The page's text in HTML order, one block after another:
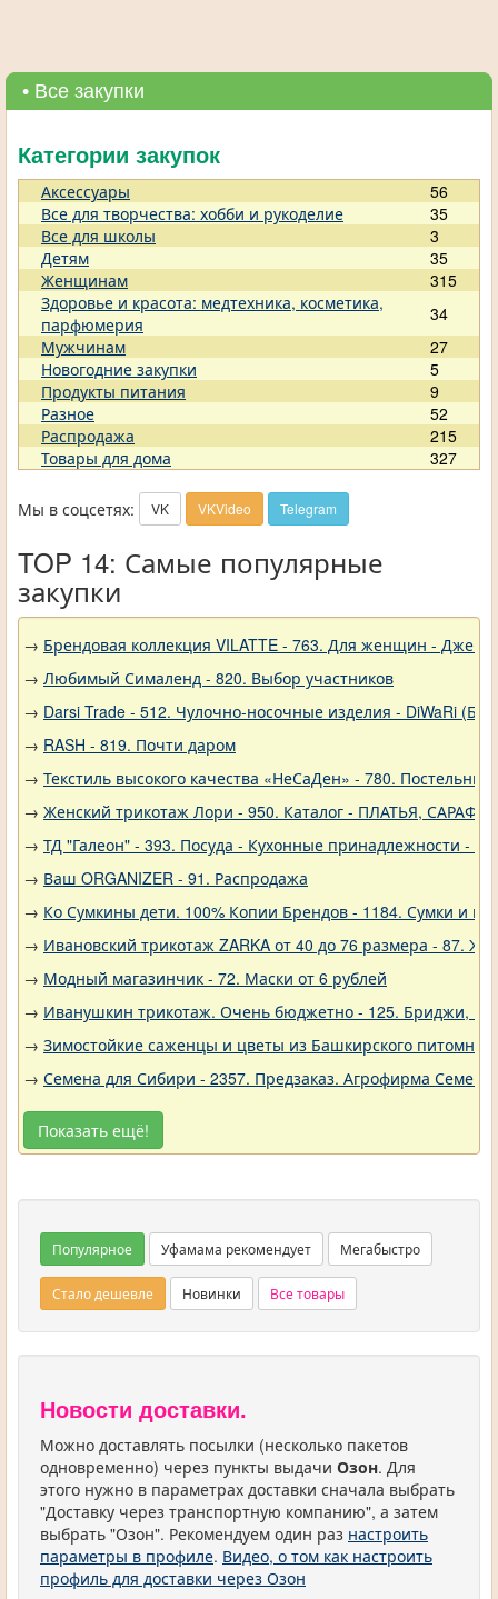
• Все закупки
Категории закупок
Аксессуары
56
Все для творчества: хобби и рукоделие
35
Все для школы
3
Детям
35
Женщинам
315
Здоровье и красота: медтехника, косметика,
парфюмерия
34
Мужчинам
27
Новогодние закупки
5
Продукты питания
9
Разное
52
Распродажа
215
Товары для дома
327
Мы в соцсетях: VK VKVideo Telegram
TOP 14: Самые популярные
закупки
→ Брендовая коллекция VILATTE - 763. Для женщин -
→ Любимый Сималенд - 820. Выбор участников
→ Darsi Trade - 512. Чулочно-носочные изделия - DiWaRi
→ RASH - 819. Почти даром
→ Текстиль высокого качества «НеСаДен» - 780.
→ Женский трикотаж Лори - 950. Каталог - ПЛАТЬЯ,
→ ТД "Галеон" - 393. Посуда - Кухонные принадлежности -
→ Ваш ORGANIZER - 91. Распродажа
→ Ко Сумкины дети. 100% Копии Брендов - 1184. Сумки и
→ Ивановский трикотаж ZARKA от 40 до 76 размера - 87.
→ Модный магазинчик - 72. Маски от 6 рублей
→ Иванушкин трикотаж. Очень бюджетно - 125. Бриджи,
→ Зимостойкие саженцы и цветы из Башкирского
→ Семена для Сибири - 2357. Предзаказ. Агрофирма
Показать ещё!
Популярное Уфамама рекомендует Мегабыстро
Стало дешевле Новинки Все товары
Новости доставки.
Можно доставлять посылки (несколько пакетов
одновременно) через пункты выдачи Озон. Для
этого нужно в параметрах доставки сначала выбрать
"Доставку через транспортную компанию", а затем
выбрать "Озон". Рекомендуем один раз настроить
параметры в профиле. Видео, о том как настроить
профиль для доставки через Озон